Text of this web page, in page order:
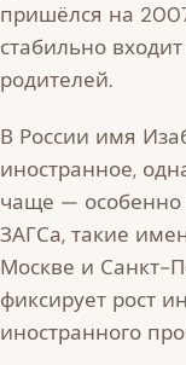
пришёлся на
стабильно
родителей.
В России имя
иностранное,
чаще — особенно
ЗАГСа, такие
Москве и Санкт-
фиксирует рост
иностранного